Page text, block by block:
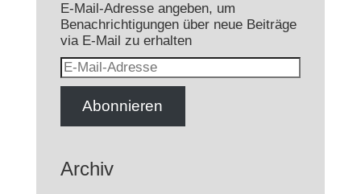
E-Mail-Adresse angeben, um
Benachrichtigungen über neue Beiträge
via E-Mail zu erhalten
E-
Mail-
Adresse
Abonnieren
Archiv